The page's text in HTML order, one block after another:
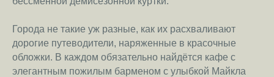
Города не такие уж разные, как их расхваливают
дорогие путеводители, наряженные в красочные
обложки. В каждом обязательно найдётся кафе с
элегантным пожилым барменом с улыбкой Майкла